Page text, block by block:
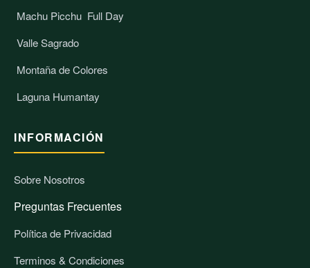
Machu Picchu Full Day
Valle Sagrado
Montaña de Colores
Laguna Humantay
INFORMACIÓN
Sobre Nosotros
Preguntas Frecuentes
Política de Privacidad
Terminos & Condiciones